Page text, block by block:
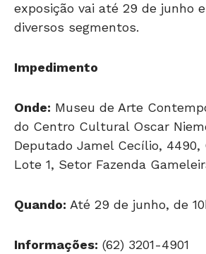
exposição vai até 29 de junho
diversos segmentos.
Impedimento
Onde: Museu de Arte
do Centro Cultural Oscar
Deputado Jamel Cecílio, 4490,
Lote 1, Setor Fazenda
Quando: Até 29 de junho, de
Informações: (62) 3201-4901